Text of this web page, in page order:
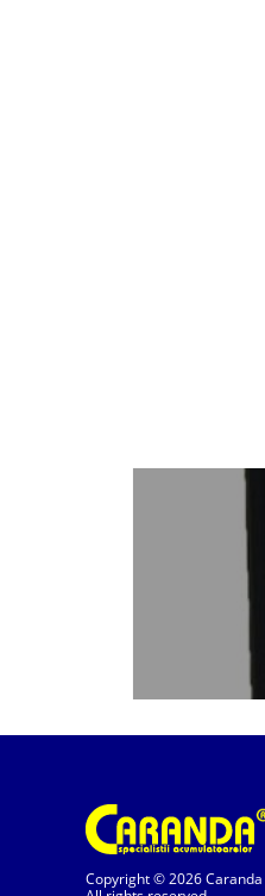
Copyright © 2026 Caranda